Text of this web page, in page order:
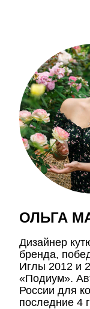
ОЛЬГА
Дизайнер
бренда,
Иглы 2012 и
«Подиум».
России для
последние 4